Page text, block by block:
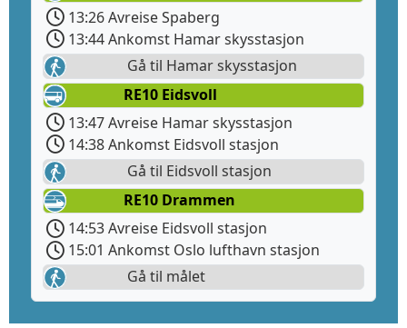
13:26 Avreise Spaberg
13:44 Ankomst Hamar skysstasjon
Gå til Hamar skysstasjon
RE10 Eidsvoll
13:47 Avreise Hamar skysstasjon
14:38 Ankomst Eidsvoll stasjon
Gå til Eidsvoll stasjon
RE10 Drammen
14:53 Avreise Eidsvoll stasjon
15:01 Ankomst Oslo lufthavn stasjon
Gå til målet